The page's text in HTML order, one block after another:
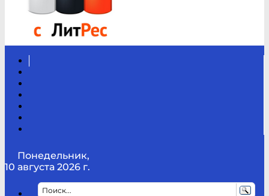
Понедельник,
10 августа 2026 г.